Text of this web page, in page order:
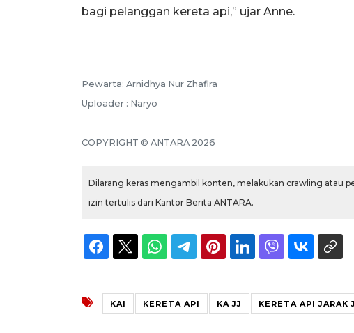
bagi pelanggan kereta api,” ujar Anne.
Pewarta: Arnidhya Nur Zhafira
Uploader : Naryo
COPYRIGHT © ANTARA 2026
Dilarang keras mengambil konten, melakukan crawling atau
izin tertulis dari Kantor Berita ANTARA.
KAI KERETA API KA JJ KERETA API JARAK